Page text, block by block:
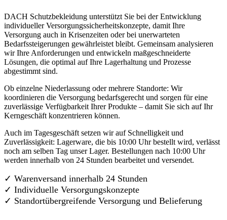
DACH Schutzbekleidung unterstützt Sie bei der Entwicklung
individueller Versorgungssicherheitskonzepte, damit Ihre
Versorgung auch in Krisenzeiten oder bei unerwarteten
Bedarfssteigerungen gewährleistet bleibt. Gemeinsam analysieren
wir Ihre Anforderungen und entwickeln maßgeschneiderte
Lösungen, die optimal auf Ihre Lagerhaltung und Prozesse
abgestimmt sind.
Ob einzelne Niederlassung oder mehrere Standorte: Wir
koordinieren die Versorgung bedarfsgerecht und sorgen für eine
zuverlässige Verfügbarkeit Ihrer Produkte – damit Sie sich auf Ihr
Kerngeschäft konzentrieren können.
Auch im Tagesgeschäft setzen wir auf Schnelligkeit und
Zuverlässigkeit: Lagerware, die bis 10:00 Uhr bestellt wird, verlässt
noch am selben Tag unser Lager. Bestellungen nach 10:00 Uhr
werden innerhalb von 24 Stunden bearbeitet und versendet.
✓ Warenversand innerhalb 24 Stunden
✓ Individuelle Versorgungskonzepte
✓ Standortübergreifende Versorgung und Belieferung